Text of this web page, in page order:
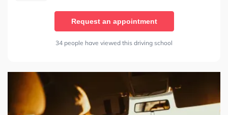
Request an appointment
34 people have viewed this driving school